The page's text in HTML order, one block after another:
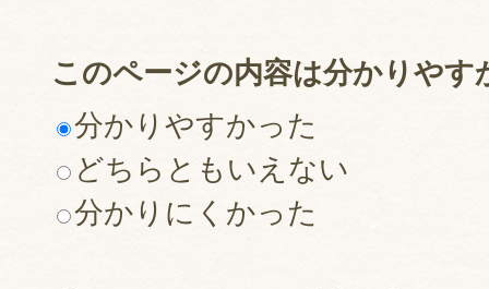
このページの内容は分かりやす
分かりやすかった
どちらともいえない
分かりにくかった